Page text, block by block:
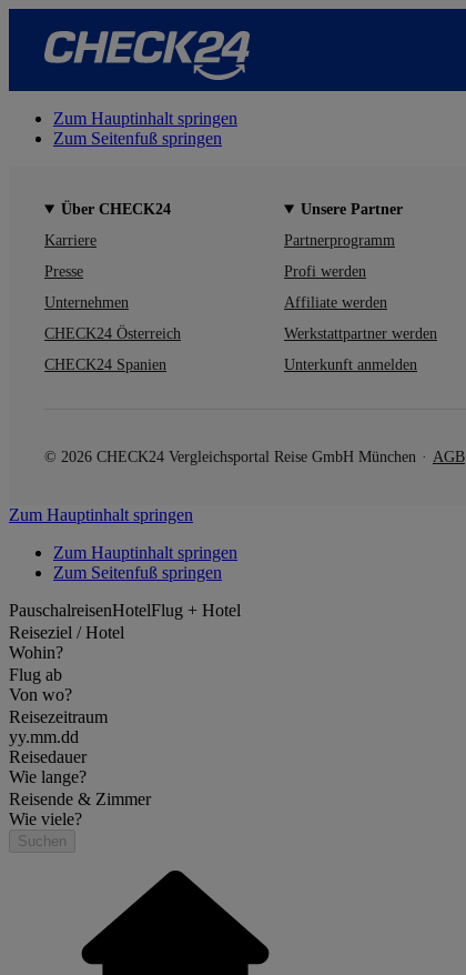
Zum Hauptinhalt springen
Zum Seitenfuß springen
Über CHECK24
Karriere
Presse
Unternehmen
CHECK24 Österreich
CHECK24 Spanien
Unsere Partner
Partnerprogramm
Profi werden
Affiliate werden
Werkstattpartner werden
Unterkunft anmelden
© 2026 CHECK24 Vergleichsportal Reise GmbH München AGB
Zum Hauptinhalt springen
Zum Hauptinhalt springen
Zum Seitenfuß springen
PauschalreisenHotelFlug + Hotel
Reiseziel / Hotel
Wohin?
Flug ab
Von wo?
Reisezeitraum
yy.mm.dd
Reisedauer
Wie lange?
Reisende & Zimmer
Wie viele?
Suchen